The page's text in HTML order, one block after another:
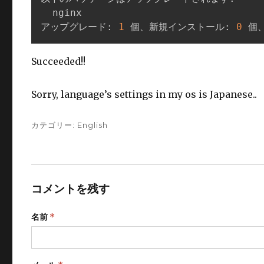
  nginx
アップグレード:
1 個、新規インストール: 0 個
Succeeded!!
Sorry, language’s settings in my os is Japanese..
カテゴリー: English
コメントを残す
名前 *